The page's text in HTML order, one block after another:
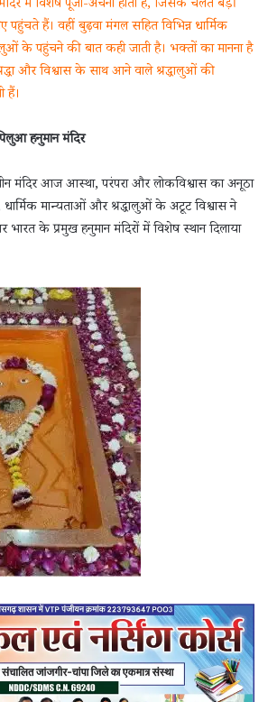
में विशेष पूजा-अर्चना होती है, जिसके चलते बड़ी
पहुंचते हैं। वहीं बुढ़वा मंगल सहित विभिन्न धार्मिक
के पहुंचने की बात कही जाती है। भक्तों का मानना है
और विश्वास के साथ आने वाले श्रद्धालुओं की
हैं।
हनुमान मंदिर
मंदिर आज आस्था, परंपरा और लोकविश्वास का अनूठा
मान्यताओं और श्रद्धालुओं के अटूट विश्वास ने
भारत के प्रमुख हनुमान मंदिरों में विशेष स्थान दिलाया